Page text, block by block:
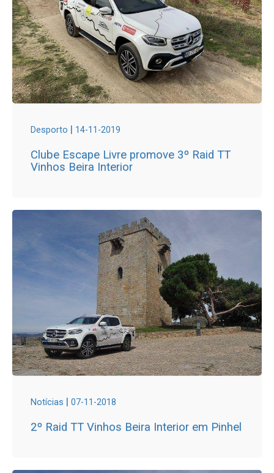
Desporto | 14-11-2019
Clube Escape Livre promove 3º Raid TT
Vinhos Beira Interior
Notícias | 07-11-2018
2º Raid TT Vinhos Beira Interior em Pinhel